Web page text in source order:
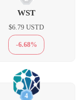
WST
$6.79 USTD
-6.68%
4